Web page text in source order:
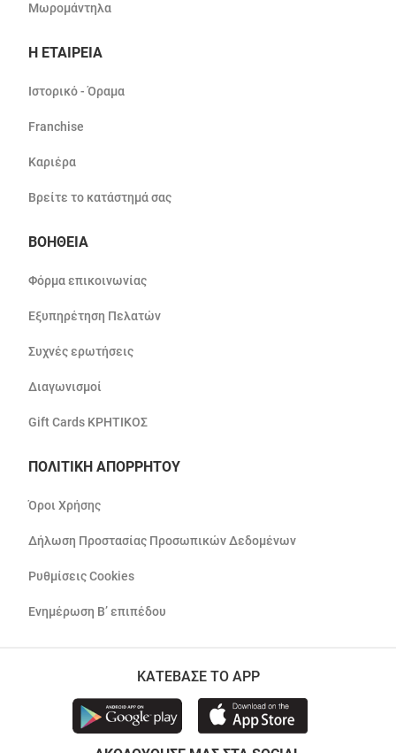
Μωρομάντηλα
Η ΕΤΑΙΡΕΙΑ
Ιστορικό - Όραμα
Franchise
Καριέρα
Βρείτε το κατάστημά σας
ΒΟΗΘΕΙΑ
Φόρμα επικοινωνίας
Εξυπηρέτηση Πελατών
Συχνές ερωτήσεις
Διαγωνισμοί
Gift Cards ΚΡΗΤΙΚΟΣ
ΠΟΛΙΤΙΚΗ ΑΠΟΡΡΗΤΟΥ
Όροι Χρήσης
Δήλωση Προστασίας Προσωπικών Δεδομένων
Ρυθμίσεις Cookies
Ενημέρωση Β’ επιπέδου
ΚΑΤΕΒΑΣΕ ΤΟ APP